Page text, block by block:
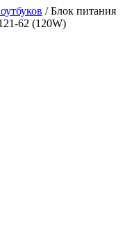
/Блок питания
62 (120W)